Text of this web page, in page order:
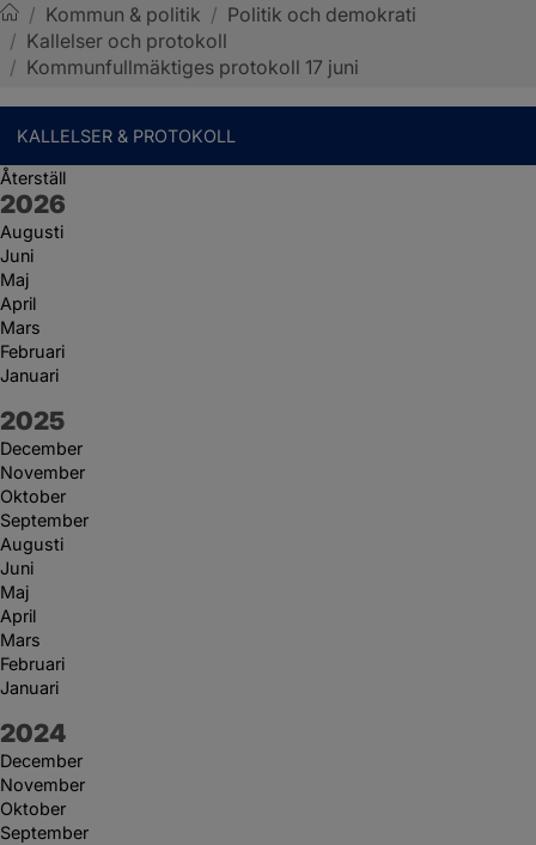
Sotenäs kommun
/ Kommun & politik / Politik och demokrati
/ Kallelser och protokoll
/ Kommunfullmäktiges protokoll 17 juni
KALLELSER & PROTOKOLL
Återställ
År:
2026
Augusti
Juni
Maj
April
Mars
Februari
Januari
År:
2025
December
November
Oktober
September
Augusti
Juni
Maj
April
Mars
Februari
Januari
År:
2024
December
November
Oktober
September